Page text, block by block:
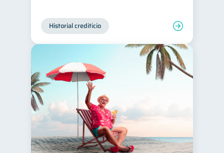
Historial crediticio